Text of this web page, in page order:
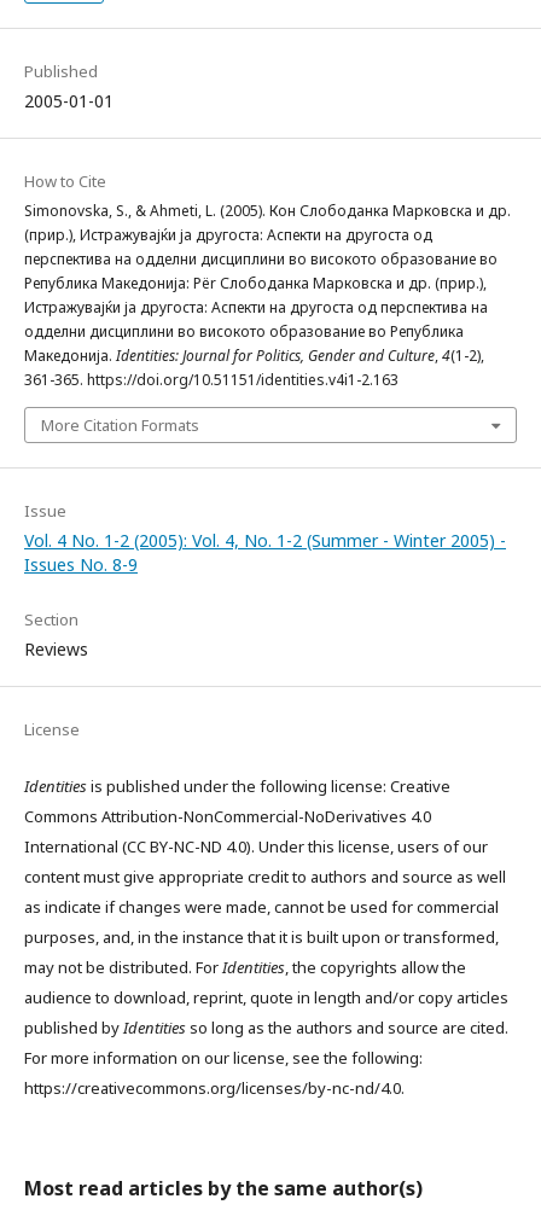
Published
2005-01-01
How to Cite
Simonovska, S., & Ahmeti, L. (2005). Кон Слободанка Марковска и др.
(прир.), Истражувајќи ја другоста: Аспекти на другоста од
перспектива на одделни дисциплини во високото образование во
Република Македонија: Për Слободанка Марковска и др. (прир.),
Истражувајќи ја другоста: Аспекти на другоста од перспектива на
одделни дисциплини во високото образование во Република
Македонија.Identities: Journal for Politics, Gender and Culture,4(1-2),
361-365. https://doi.org/10.51151/identities.v4i1-2.163
More Citation Formats
Issue
Vol. 4 No. 1-2 (2005): Vol. 4, No. 1-2 (Summer - Winter 2005) -
Issues No. 8-9
Section
Reviews
License
Identitiesis published under the following license: Creative
Commons Attribution-NonCommercial-NoDerivatives 4.0
International (CC BY-NC-ND 4.0). Under this license, users of our
content must give appropriate credit to authors and source as well
as indicate if changes were made, cannot be used for commercial
purposes, and, in the instance that it is built upon or transformed,
may not be distributed. For Identities , the copyrights allow the
audience to download, reprint, quote in length and/or copy articles
published by Identitiesso long as the authors and source are cited.
For more information on our license, see the following:
https://creativecommons.org/licenses/by-nc-nd/4.0.
Most read articles by the same author(s)